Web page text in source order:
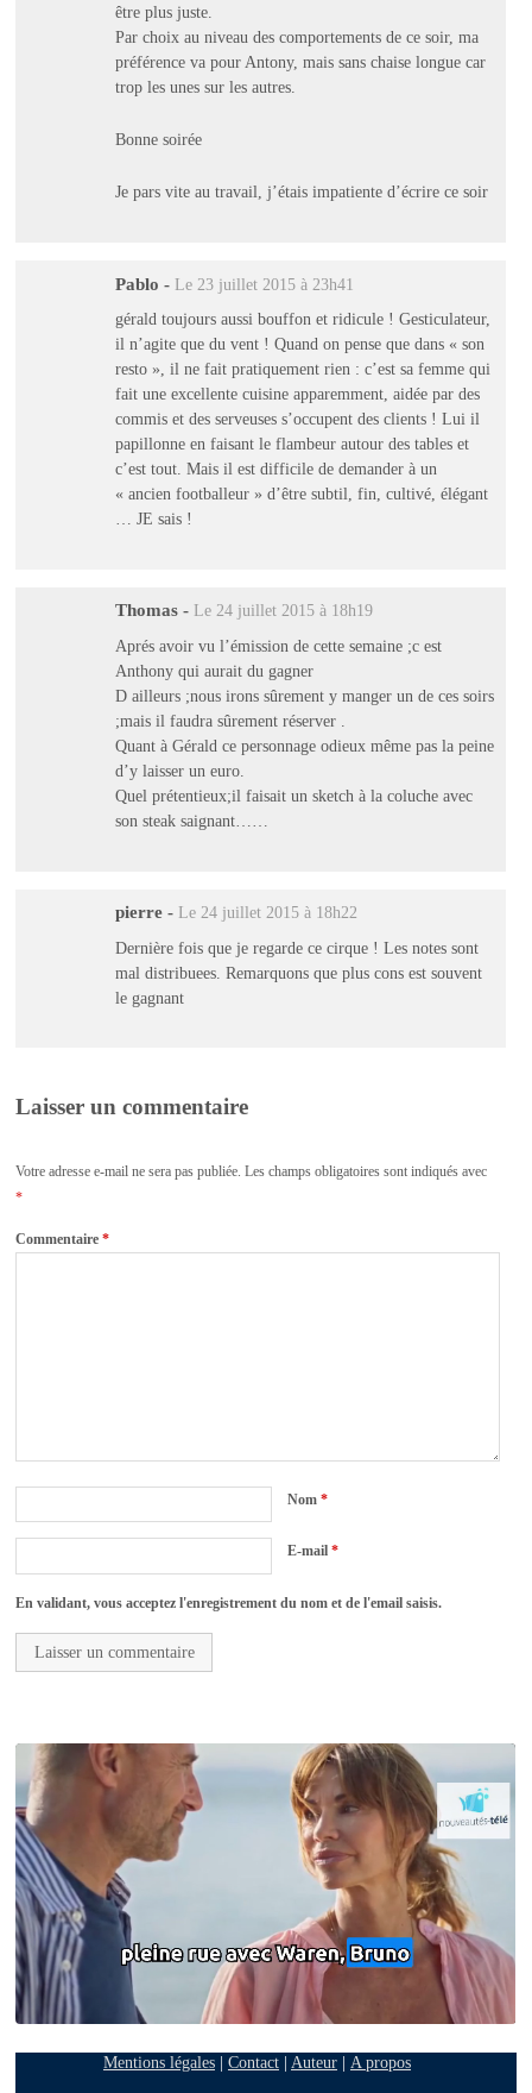
être plus juste.
Par choix au niveau des comportements de ce soir, ma
préférence va pour Antony, mais sans chaise longue car
trop les unes sur les autres.
Bonne soirée
Je pars vite au travail, j’étais impatiente d’écrire ce soir
Pablo - Le 23 juillet 2015 à 23h41
gérald toujours aussi bouffon et ridicule ! Gesticulateur,
il n’agite que du vent ! Quand on pense que dans « son
resto », il ne fait pratiquement rien : c’est sa femme qui
fait une excellente cuisine apparemment, aidée par des
commis et des serveuses s’occupent des clients ! Lui il
papillonne en faisant le flambeur autour des tables et
c’est tout. Mais il est difficile de demander à un
« ancien footballeur » d’être subtil, fin, cultivé, élégant
… JE sais !
Thomas - Le 24 juillet 2015 à 18h19
Aprés avoir vu l’émission de cette semaine ;c est
Anthony qui aurait du gagner
D ailleurs ;nous irons sûrement y manger un de ces soirs
;mais il faudra sûrement réserver .
Quant à Gérald ce personnage odieux même pas la peine
d’y laisser un euro.
Quel prétentieux;il faisait un sketch à la coluche avec
son steak saignant……
pierre - Le 24 juillet 2015 à 18h22
Dernière fois que je regarde ce cirque ! Les notes sont
mal distribuees. Remarquons que plus cons est souvent
le gagnant
Laisser un commentaire
Votre adresse e-mail ne sera pas publiée. Les champs obligatoires sont indiqués avec
*
Commentaire*
Nom*
E-mail*
En validant, vous acceptez l'enregistrement du nom et de l'email saisis.
Mentions légales| Contact| Auteur| A propos